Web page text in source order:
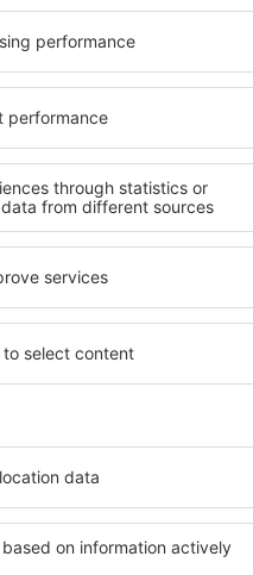
Hoteluri în Kutela
- regiuni
Hoteluri în Lolland-Falster
Hoteluri in Faroe Islands
Region
Hoteluri in Sadecki Beskids